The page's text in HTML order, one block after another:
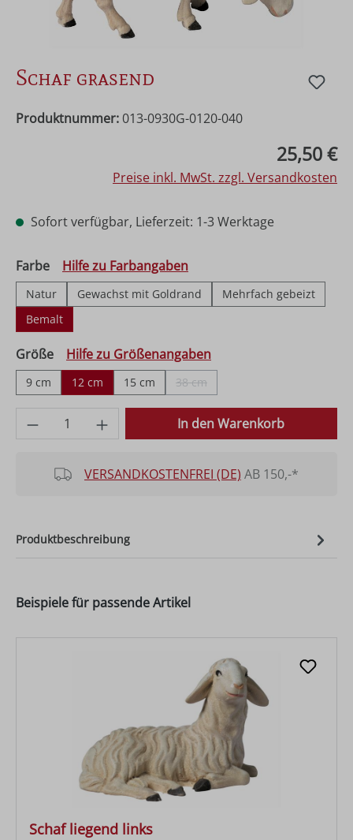
Schaf grasend
Produktnummer: 013-0930G-0120-040
25,50 €
Preise inkl. MwSt. zzgl. Versandkosten
Sofort verfügbar, Lieferzeit: 1-3 Werktage
Farbeauswählen
Hilfe zu Farbangaben
Natur Gewachst mit Goldrand
Mehrfach gebeizt
Bemalt
Größeauswählen
Hilfe zu Größenangaben
9 cm 12 cm 15 cm 38 cm
(Diese Option ist zurzeit nicht
Produkt Anzahl: Gib den gewünschten
In den Warenkorb
VERSANDKOSTENFREI (DE) AB 150,-*
Produktbeschreibung
Beispiele für passende Artikel
Schaf liegend links